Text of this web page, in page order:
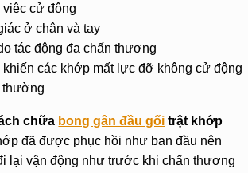
việc cử động
ở chân và tay
tác động đa chấn thương
khiến các khớp mất lực đỡ không cử động
chữa bong gân đầu gối trật khớp
đã được phục hồi như ban đầu nên
lại vận động như trước khi chấn thương